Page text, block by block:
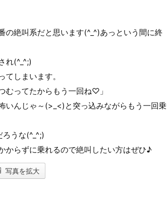
の絶叫系だと思います(^_^)あっという間に終
れ(^_^;)
しまいます。
むってたからもう一回ね♡」
いんじゃ～(>_<)と突っ込みながらもう一回乗
うな(^_^;)
からずに乗れるので絶叫したい方はぜひ♪
写真を拡大